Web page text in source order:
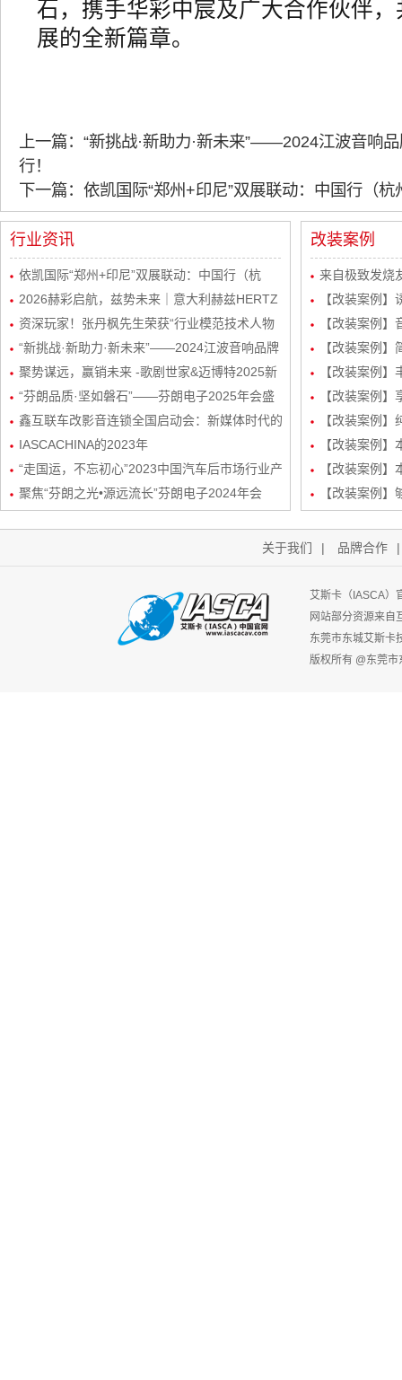
石，携手华彩中宸及广大合作伙伴
展的全新篇章。
上一篇：“新挑战·新助力·新未来”——2024江波音响
行！
下一篇：依凯国际“郑州+印尼”双展联动：中国行（
行业资讯
依凯国际“郑州+印尼”双展联动：中国行（杭
州）感恩宴圆满举行
2026赫彩启航，兹势未来｜意大利赫兹HERTZ
新品发布会暨市场运营规划会议圆满举行
资深玩家！张丹枫先生荣获“行业模范技术人物
奖”
“新挑战·新助力·新未来”——2024江波音响品牌
经销商会议盛大举行！
聚势谋远，赢销未来 -歌剧世家&迈博特2025新
起势经销商会议圆满成功！
“芬朗品质·坚如磐石”——芬朗电子2025年会盛
况，共绘汽车音响改装新蓝图
鑫互联车改影音连锁全国启动会：新媒体时代的
创新矩阵与玩法
IASCACHINA的2023年
“走国运，不忘初心”2023中国汽车后市场行业产
业生态发展峰会-艾斯卡（IASCA）中国谢福秋
聚焦“芬朗之光•源远流长”芬朗电子2024年会
改装案例
来自极致发烧
波站终极音
【改装案例
自达8升级
【改装案例
级丹拿232
【改装案例
品曼斯特
【改装案例
路DSP处理器
【改装案例
三分频
【改装案例
装
【改装案例
频/6路DSP处
【改装案例
路DSP处理器
【改装案例
关于我们 | 品牌合作
艾斯卡（IASCA）
网站部分资源来自
东莞市东城艾斯卡
版权所有 @东莞